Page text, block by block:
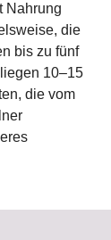
Nahrung
die
bis zu fünf
10–15
die vom